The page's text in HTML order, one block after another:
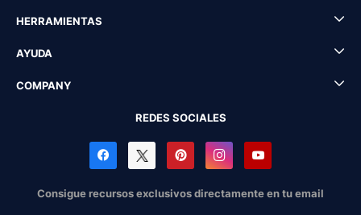
HERRAMIENTAS
AYUDA
COMPANY
REDES SOCIALES
Consigue recursos exclusivos directamente en tu email